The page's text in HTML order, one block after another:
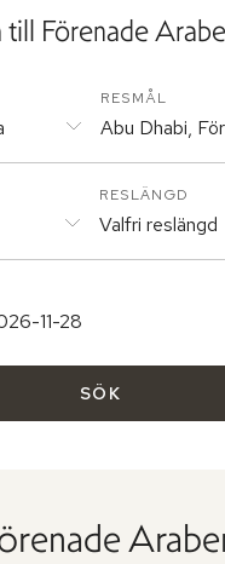
till Förenade
RESMÅL
Abu Dhabi,
RESLÄNGD
Valfri reslängd
11-28
SÖK